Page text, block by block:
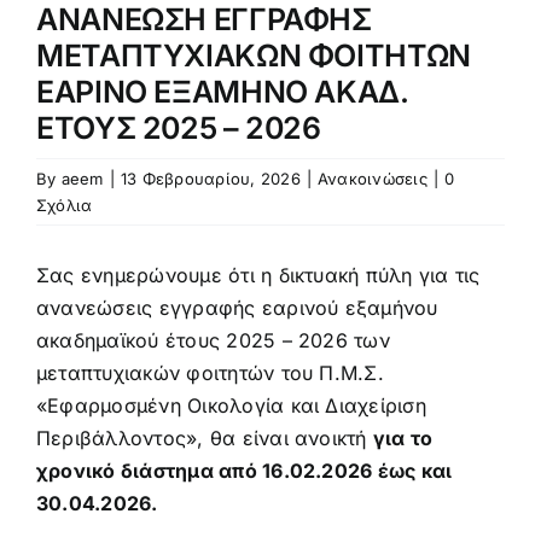
Προκήρυξη – αίτηση
Κανονισμός
Πληροφορίες Μεταπτυχιακών Σπουδών
Πολιτική Ποιότητας
Ανακοινώσεις
ΑΝΑΝΕΩΣΗ ΕΓΓΡΑΦΗΣ
ΜΕΤΑΠΤΥΧΙΑΚΩΝ ΦΟΙΤΗΤΩΝ
ΕΑΡΙΝΟ ΕΞΑΜΗΝΟ ΑΚΑΔ.
ΕΤΟΥΣ 2025 – 2026
By aeem 13 Φεβρουαρίου, 2026 Ανακοινώσεις
0
Σχόλια
Σας ενημερώνουμε ότι η δικτυακή πύλη για τις
ανανεώσεις εγγραφής εαρινού εξαμήνου
ακαδημαϊκού έτους 2025 – 2026 των
μεταπτυχιακών φοιτητών του Π.Μ.Σ.
«Εφαρμοσμένη Οικολογία και Διαχείριση
Περιβάλλοντος», θα είναι ανοικτή για το
χρονικό διάστημα από 16.02.2026 έως και
30.04.2026.